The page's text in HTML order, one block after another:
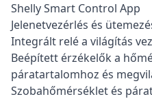
Shelly Smart Control Аpp
Jelenetvezérlés és
Integrált relé a világítás
Beépített érzékelők a
páratartalomhoz és
Szobahőmérséklet és